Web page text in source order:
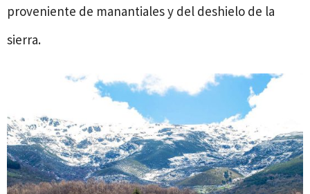
proveniente de manantiales y del deshielo de la
sierra.